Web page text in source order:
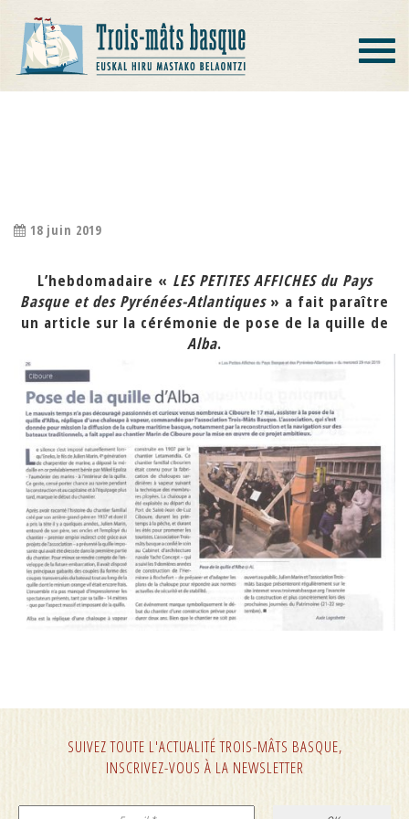
Toggle
18 juin 2019
L’hebdomadaire « LES PETITES AFFICHES du Pays
Basque et des Pyrénées-Atlantiques» a fait paraître
un article sur la cérémonie de pose de la quille de
Alba.
SUIVEZ TOUTE L'ACTUALITÉ TROIS-MÂTS BASQUE,
INSCRIVEZ-VOUS À LA NEWSLETTER